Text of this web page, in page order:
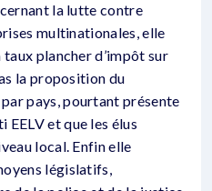
la lutte contre
multinationales, elle
taux plancher d’impôt sur
la proposition du
pays, pourtant présente
EELV et que les élus
local. Enfin elle
législatifs,